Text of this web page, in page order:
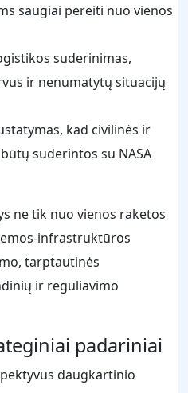
saugiai pereiti nuo vienos
suderinimas,
ir nenumatytų situacijų
kad civilinės ir
suderintos su NASA
ne tik nuo vienos raketos
infrastruktūros
tarptautinės
ir reguliavimo
padariniai
daugkartinio